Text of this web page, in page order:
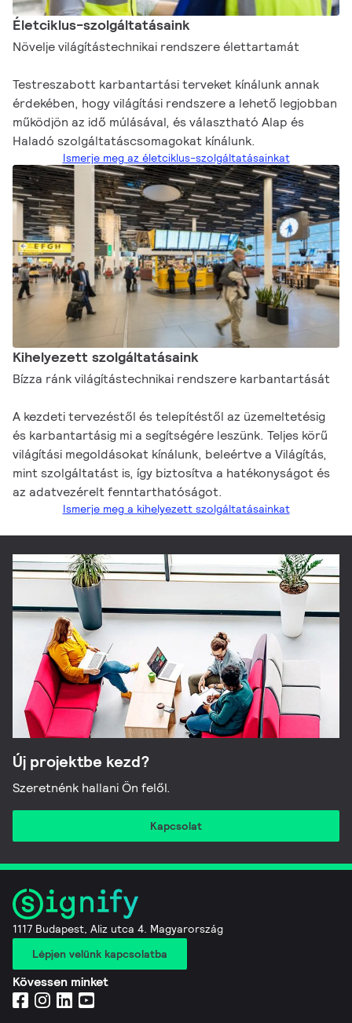
Életciklus-szolgáltatásaink
Növelje világítástechnikai rendszere élettartamát
Testreszabott karbantartási terveket kínálunk annak
érdekében, hogy világítási rendszere a lehető legjobban
működjön az idő múlásával, és választható Alap és
Haladó szolgáltatáscsomagokat kínálunk.
Ismerje meg az életciklus-szolgáltatásainkat
Kihelyezett szolgáltatásaink
Bízza ránk világítástechnikai rendszere karbantartását
A kezdeti tervezéstől és telepítéstől az üzemeltetésig
és karbantartásig mi a segítségére leszünk. Teljes körű
világítási megoldásokat kínálunk, beleértve a Világítás,
mint szolgáltatást is, így biztosítva a hatékonyságot és
az adatvezérelt fenntarthatóságot.
Ismerje meg a kihelyezett szolgáltatásainkat
Új projektbe kezd?
Szeretnénk hallani Ön felől.
Kapcsolat
1117 Budapest, Aliz utca 4. Magyarország
Lépjen velünk kapcsolatba
Kövessen minket